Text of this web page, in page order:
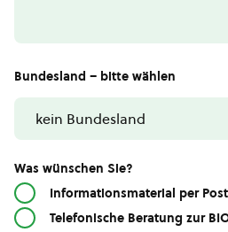
Bundesland – bitte wählen
Was wünschen Sie?
Informationsmaterial per Post
Telefonische Beratung zur